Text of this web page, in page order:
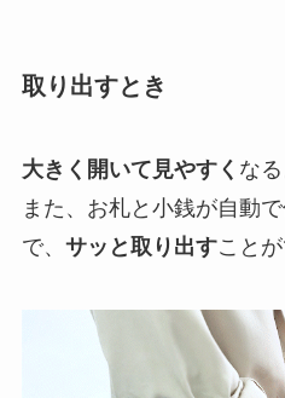
取り出すとき
大きく開いて見やすく な
また、お札と小銭が自動
で、 サッと取り出すことが